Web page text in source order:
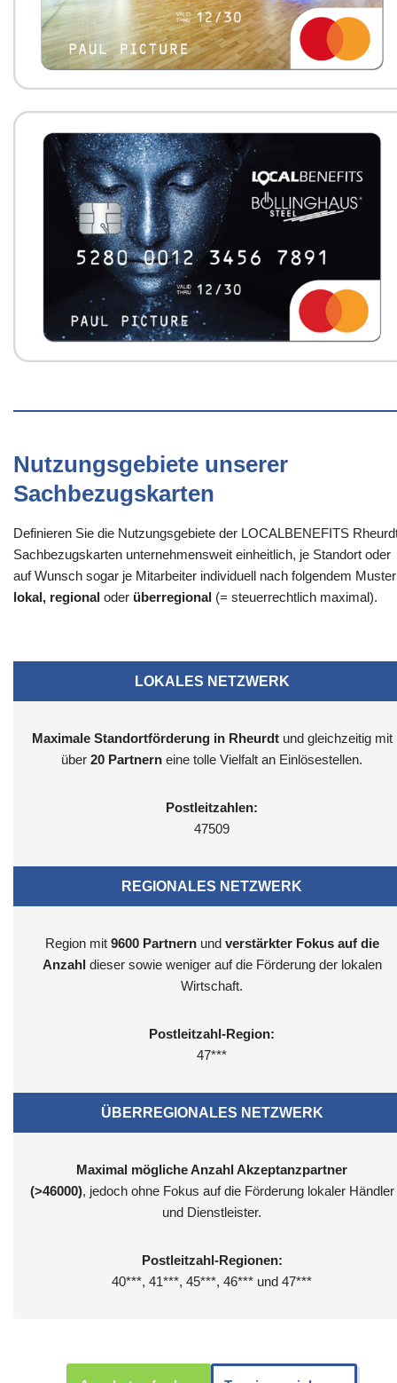
Nutzungsgebiete unserer
Sachbezugskarten
Definieren Sie die Nutzungsgebiete der LOCALBENEFITS
Sachbezugskarten unternehmensweit einheitlich, je Standort oder
auf Wunsch sogar je Mitarbeiter individuell nach folgendem
lokal, regional oder überregional (= steuerrechtlich maximal).
LOKALES NETZWERK
Maximale Standortförderung in Rheurdtund gleichzeitig mit
über 20 Partnern eine tolle Vielfalt an Einlösestellen.
Postleitzahlen:
47509
REGIONALES NETZWERK
Region mit 9600 Partnernund verstärkter Fokus auf die
Anzahl dieser sowie weniger auf die Förderung der lokalen
Wirtschaft.
Postleitzahl-Region:
47***
ÜBERREGIONALES NETZWERK
Maximal mögliche Anzahl Akzeptanzpartner
(>46000), jedoch ohne Fokus auf die Förderung lokaler Händler
und Dienstleister.
Postleitzahl-Regionen:
40***, 41***, 45***, 46*** und 47***